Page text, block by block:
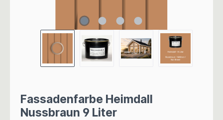
Fassadenfarbe Heimdall
Nussbraun 9 Liter